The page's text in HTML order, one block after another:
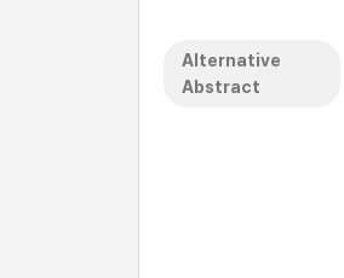
Alternative
Abstract